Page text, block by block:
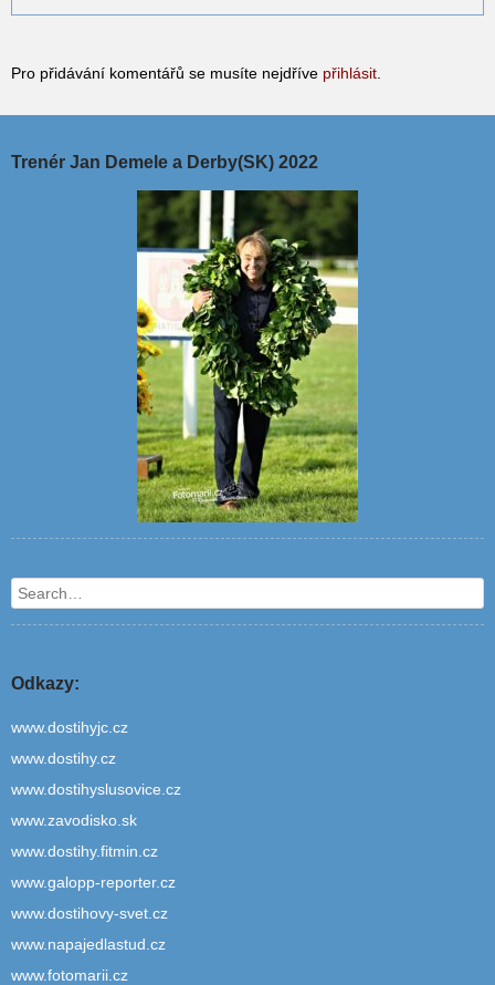
Pro přidávání komentářů se musíte nejdříve přihlásit
Trenér Jan Demele a Derby(SK) 2022
Search
Odkazy:
www.dostihyjc.cz
www.dostihy.cz
www.dostihyslusovice.cz
www.zavodisko.sk
www.dostihy.fitmin.cz
www.galopp-reporter.cz
www.dostihovy-svet.cz
www.napajedlastud.cz
www.fotomarii.cz